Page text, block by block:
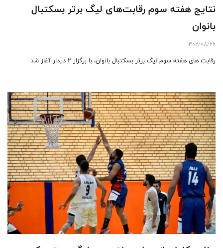
نتایج هفته سوم رقابت‌های لیگ برتر بسکتبال
بانوان
1402/08/26
رقابت های هفته سوم لیگ برتر بسکتبال بانوان، با برگزار 2 دیدار آغاز شد